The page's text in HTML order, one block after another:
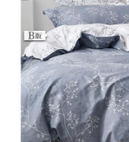
３．未成年的使用者請事
「AFTEE先享後付」，
任。
４．使用「AFTEE先享
時審查核予不同之上限額
請求用戶進行身份認證。
５．嚴禁一人註冊多個
恩沛科技股份有限公司將